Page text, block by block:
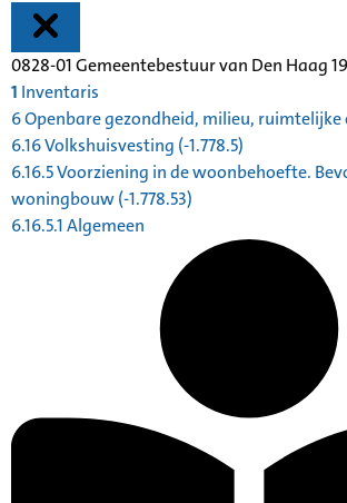
0828-01 Gemeentebestuur van Den Haag
1 Inventaris
6 Openbare gezondheid, milieu, ruimtelijke
6.16 Volkshuisvesting (-1.778.5)
6.16.5 Voorziening in de woonbehoefte.
woningbouw (-1.778.53)
6.16.5.1 Algemeen